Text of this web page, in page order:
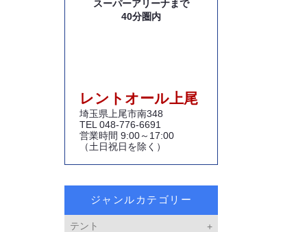
スーパーアリーナまで
40分圏内
レントオール上尾
埼玉県上尾市南348
TEL 048-776-6691
営業時間 9:00～17:00
（土日祝日を除く）
ジャンルカテゴリー
テント